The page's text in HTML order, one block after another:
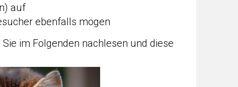
auf
ebenfalls mögen
im Folgenden nachlesen und diese